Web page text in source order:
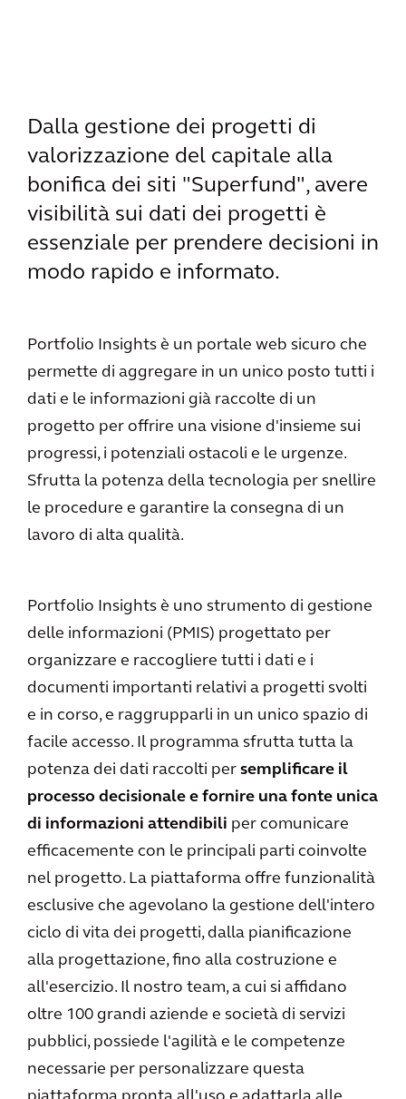
Dalla gestione dei progetti di
valorizzazione del capitale alla
bonifica dei siti "Superfund", avere
visibilità sui dati dei progetti è
essenziale per prendere decisioni in
modo rapido e informato.
Portfolio Insights è un portale web sicuro che
permette di aggregare in un unico posto tutti i
dati e le informazioni già raccolte di un
progetto per offrire una visione d'insieme sui
progressi, i potenziali ostacoli e le urgenze.
Sfrutta la potenza della tecnologia per snellire
le procedure e garantire la consegna di un
lavoro di alta qualità.
Portfolio Insights è uno strumento di gestione
delle informazioni (PMIS) progettato per
organizzare e raccogliere tutti i dati e i
documenti importanti relativi a progetti svolti
e in corso, e raggrupparli in un unico spazio di
facile accesso. Il programma sfrutta tutta la
potenza dei dati raccolti per semplificare il
processo decisionale e fornire una fonte unica
di informazioni attendibili per comunicare
efficacemente con le principali parti coinvolte
nel progetto. La piattaforma offre funzionalità
esclusive che agevolano la gestione dell'intero
ciclo di vita dei progetti, dalla pianificazione
alla progettazione, fino alla costruzione e
all'esercizio. Il nostro team, a cui si affidano
oltre 100 grandi aziende e società di servizi
pubblici, possiede l'agilità e le competenze
necessarie per personalizzare questa